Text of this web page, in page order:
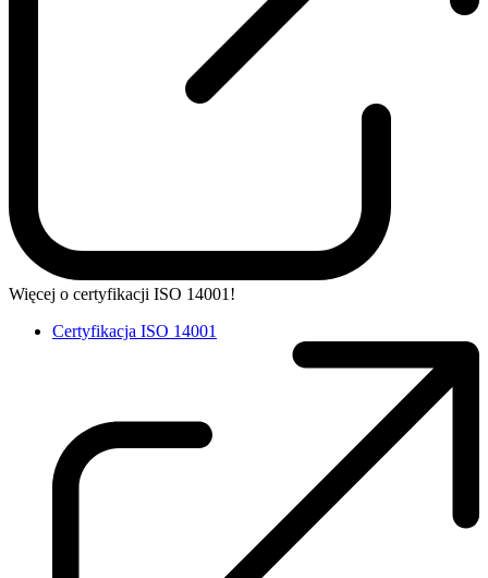
Więcej o certyfikacji ISO 14001!
Certyfikacja ISO 14001